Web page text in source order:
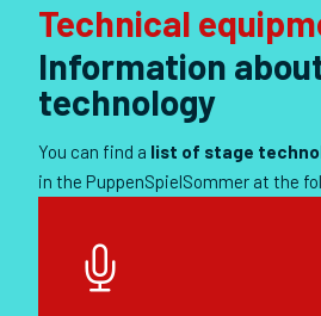
Technical
Information
technology
You can find a list of stage
in the PuppenSpielSommer at the